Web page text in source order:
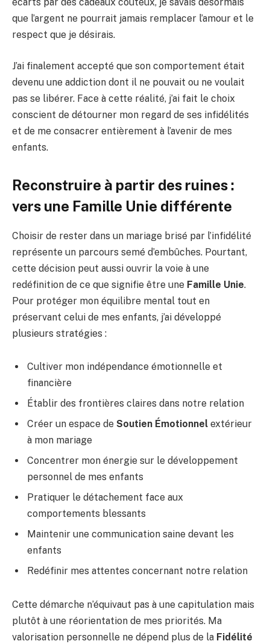
que l’argent ne pourrait jamais remplacer l’amour et le
respect que je désirais.
J’ai finalement accepté que son comportement était
devenu une addiction dont il ne pouvait ou ne voulait
pas se libérer. Face à cette réalité, j’ai fait le choix
conscient de détourner mon regard de ses infidélités
et de me consacrer entièrement à l’avenir de mes
enfants.
Reconstruire à partir des ruines :
vers une Famille Unie différente
Choisir de rester dans un mariage brisé par l’infidélité
représente un parcours semé d’embûches. Pourtant,
cette décision peut aussi ouvrir la voie à une
redéfinition de ce que signifie être une Famille Unie.
Pour protéger mon équilibre mental tout en
préservant celui de mes enfants, j’ai développé
plusieurs stratégies :
Cultiver mon indépendance émotionnelle et
financière
Établir des frontières claires dans notre relation
Créer un espace de Soutien Émotionnel extérieur
à mon mariage
Concentrer mon énergie sur le développement
personnel de mes enfants
Pratiquer le détachement face aux
comportements blessants
Maintenir une communication saine devant les
enfants
Redéfinir mes attentes concernant notre relation
Cette démarche n’équivaut pas à une capitulation mais
plutôt à une réorientation de mes priorités. Ma
valorisation personnelle ne dépend plus de la Fidélité